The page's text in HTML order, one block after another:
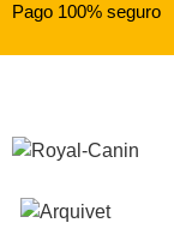
Pago 100% seguro